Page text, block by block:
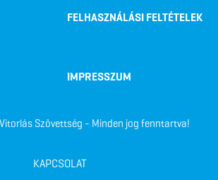
FELHASZNÁLÁSI FELTÉTELEK
IMPRESSZUM
Szövettség - Minden jog fenntartva!
KAPCSOLAT